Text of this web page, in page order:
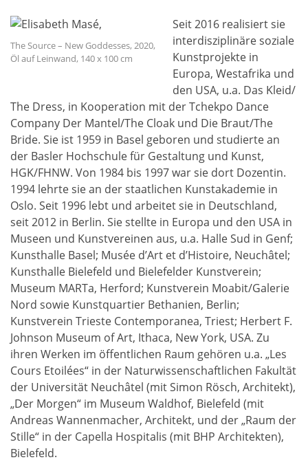
The Source – New Goddesses, 2020,
Öl auf Leinwand, 140 x 100 cm
Seit 2016 realisiert sie
interdisziplinäre soziale
Kunstprojekte in
Europa, Westafrika und
den USA, u.a. Das Kleid/
The Dress, in Kooperation mit der Tchekpo Dance
Company Der Mantel/The Cloak und Die Braut/The
Bride. Sie ist 1959 in Basel geboren und studierte an
der Basler Hochschule für Gestaltung und Kunst,
HGK/FHNW. Von 1984 bis 1997 war sie dort Dozentin.
1994 lehrte sie an der staatlichen Kunstakademie in
Oslo. Seit 1996 lebt und arbeitet sie in Deutschland,
seit 2012 in Berlin. Sie stellte in Europa und den USA in
Museen und Kunstvereinen aus, u.a. Halle Sud in Genf;
Kunsthalle Basel; Musée d’Art et d’Histoire, Neuchâtel;
Kunsthalle Bielefeld und Bielefelder Kunstverein;
Museum MARTa, Herford; Kunstverein Moabit/Galerie
Nord sowie Kunstquartier Bethanien, Berlin;
Kunstverein Trieste Contemporanea, Triest; Herbert F.
Johnson Museum of Art, Ithaca, New York, USA. Zu
ihren Werken im öffentlichen Raum gehören u.a. „Les
Cours Etoilées“ in der Naturwissenschaftlichen Fakultät
der Universität Neuchâtel (mit Simon Rösch, Architekt),
„Der Morgen“ im Museum Waldhof, Bielefeld (mit
Andreas Wannenmacher, Architekt, und der „Raum der
Stille“ in der Capella Hospitalis (mit BHP Architekten),
Bielefeld.